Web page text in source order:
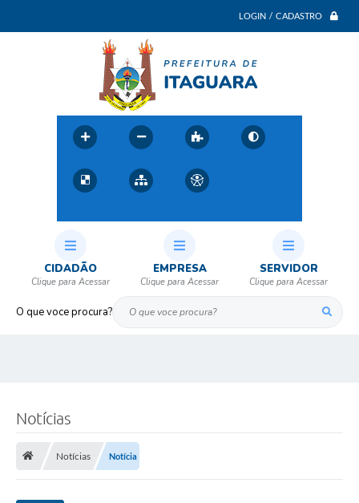
LOGIN / CADASTRO
O que voce procura?
CIDADÃO EMPRESA SERVIDOR
Notícias
Notícias Notícia